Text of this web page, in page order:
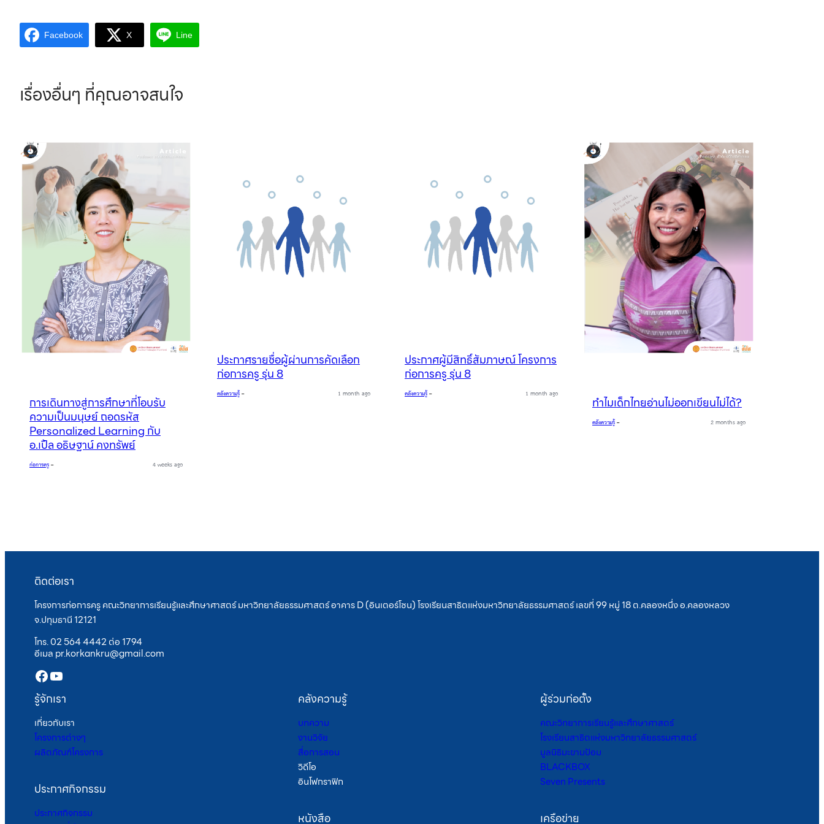
Facebook X Line
เรื่องอื่นๆ ที่คุณอาจสนใจ
การเดินทางสู่การศึกษาที่โอบรับ
ความเป็นมนุษย์ ถอดรหัส
Personalized Learning กับ
อ.เปิ้ล อธิษฐาน์ คงทรัพย์
ก่อการครู– 4 weeks ago
ประกาศรายชื่อผู้ผ่านการคัดเลือก
ก่อการครู รุ่น 8
คลังความรู้– 1 month ago
ประกาศผู้มีสิทธิ์สัมภาษณ์ โครงการ
ก่อการครู รุ่น 8
คลังความรู้– 1 month ago
ทำไมเด็กไทยอ่านไม่ออกเขียนไม่ได้?
คลังความรู้– 2 months ago
ติดต่อเรา
โครงการก่อการครู คณะวิทยาการเรียนรู้และศึกษาศาสตร์ มหาวิทยาลัยธรรมศาสตร์ อาคาร D (อินเตอร์โซน) โรงเรียนสาธิตแห่งมหาวิทยาลัยธรรมศาสตร์ เลขที่ 99 หมู่ 18 ต.คลองหนึ่ง อ.คลองหลวง
จ.ปทุมธานี 12121
โทร. 02 564 4442 ต่อ 1794
อีเมล pr.korkankru@gmail.com
Facebook
YouTube
รู้จักเรา
เกี่ยวกับเรา
โครงการต่างๆ
ผลิตภัณฑ์โครงการ
ประกาศกิจกรรม
ประกาศกิจกรรม
คลังความรู้
บทความ
งานวิจัย
สื่อการสอน
วิดีโอ
อินโฟกราฟิก
หนังสือ
ผู้ร่วมก่อตั้ง
คณะวิทยาการเรียนรู้และศึกษาศาสตร์
โรงเรียนสาธิตแห่งมหาวิทยาลัยธรรมศาสตร์
มูลนิธิมะขามป้อม
BLACKBOX
Seven Presents
เครือข่าย